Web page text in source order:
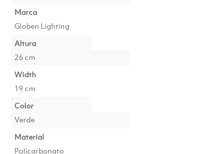
Marca
Globen Lighting
Altura
26 cm
Width
19 cm
Color
Verde
Material
Policarbonato